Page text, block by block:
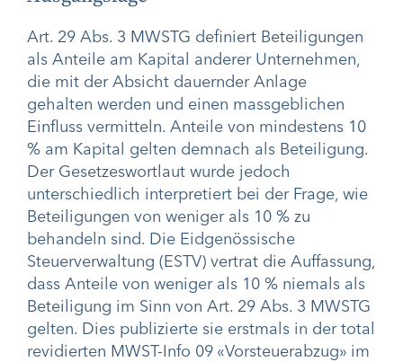
Art. 29 Abs. 3 MWSTG definiert Beteiligungen
als Anteile am Kapital anderer Unternehmen,
die mit der Absicht dauernder Anlage
gehalten werden und einen massgeblichen
Einfluss vermitteln. Anteile von mindestens 10
% am Kapital gelten demnach als Beteiligung.
Der Gesetzeswortlaut wurde jedoch
unterschiedlich interpretiert bei der Frage, wie
Beteiligungen von weniger als 10 % zu
behandeln sind. Die Eidgenössische
Steuerverwaltung (ESTV) vertrat die Auffassung,
dass Anteile von weniger als 10 % niemals als
Beteiligung im Sinn von Art. 29 Abs. 3 MWSTG
gelten. Dies publizierte sie erstmals in der total
revidierten MWST-Info 09 «Vorsteuerabzug» im